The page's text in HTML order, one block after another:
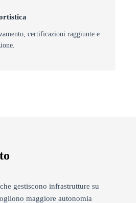
certificazioni raggiunte e
gestiscono infrastrutture su
maggiore autonomia